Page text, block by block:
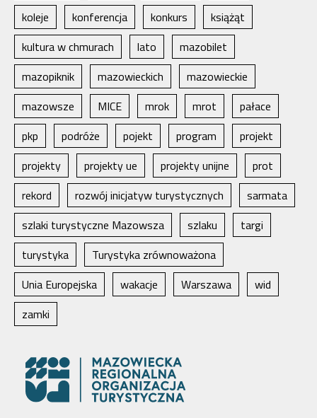
koleje
konferencja konkurs
książąt
kultura w chmurach
lato
mazobilet
mazopiknik
mazowieckich
mazowieckie
mazowsze
MICE mrok mrot
pałace
pkp
podróże pojekt program
projekt
projekty
projekty ue projekty unijne
prot
rekord
rozwój inicjatyw turystycznych
sarmata
szlaki turystyczne Mazowsza
szlaku
targi
turystyka
Turystyka zrównoważona
Unia Europejska
wakacje Warszawa
wid
zamki